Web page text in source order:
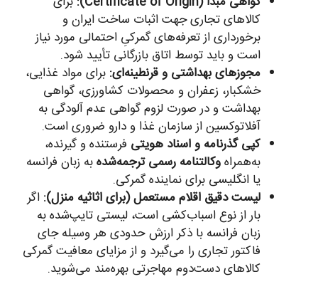
کالاهای تجاری جهت اثبات ساخت ایران و
برخورداری از تعرفه‌های گمرکیِ احتمالی مورد نیاز
است و باید توسط اتاق بازرگانی تأیید شود.
مجوزهای بهداشتی و قرنطینه‌ای: برای مواد غذایی،
خشکبار، زعفران و محصولات کشاورزی، گواهی
بهداشت و در صورت لزوم گواهی عدم آلودگی به
آفلاتوکسین از سازمان غذا و دارو ضروری است.
کپی گذرنامه و اسناد هویتی فرستنده و گیرنده،
به‌همراهوکالتنامه رسمی ترجمه‌شدهبه زبان فرانسه
یا انگلیسی برای نماینده گمرکی.
لیست دقیق اقلام مستعمل (برای اثاثیه منزل): اگر
بار از نوع اسباب‌کشی است، لیستی تایپ‌شده به
زبان فرانسه با ذکر ارزش حدودی هر وسیله جای
فاکتور تجاری را می‌گیرد و از مزایای معافیت گمرکی
کالاهای دست‌دوم مهاجرتی بهره‌مند می‌شوید.